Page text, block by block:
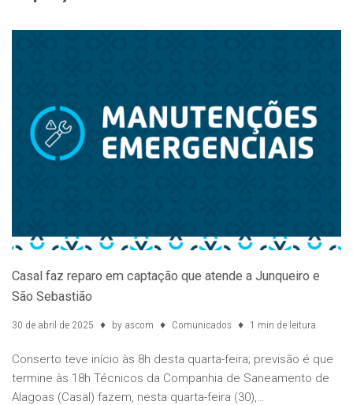
Casal faz reparo em captação que atende a Junqueiro e
São Sebastião
30 de abril de 2025 by ascom Comunicados 1 min de leitura
Conserto teve início às 8h desta quarta-feira; previsão é que
termine às 18h Técnicos da Companhia de Saneamento de
Alagoas (Casal) fazem, nesta quarta-feira (30),…